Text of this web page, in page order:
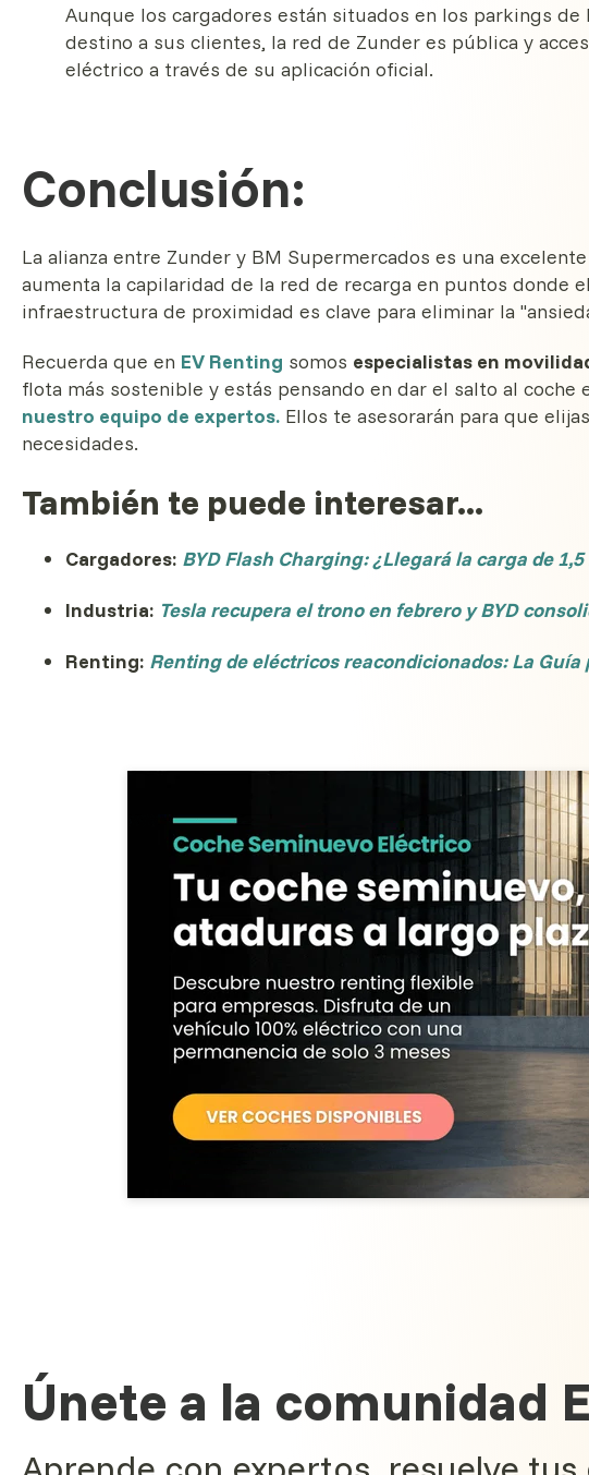
Aunque los cargadores están situados en los parkings
destino a sus clientes, la red de Zunder es pública y
eléctrico a través de su aplicación oficial.
Conclusión:
La alianza entre Zunder y BM Supermercados es una
aumenta la capilaridad de la red de recarga en puntos donde
infraestructura de proximidad es clave para eliminar la
Recuerda que en EV Renting somos especialistas en
flota más sostenible y estás pensando en dar el salto al
nuestro equipo de expertos. Ellos te asesorarán para que
necesidades.
También te puede interesar...
Cargadores: BYD Flash Charging: ¿Llegará la carga de
Industria: Tesla recupera el trono en febrero y BYD
Renting: Renting de eléctricos reacondicionados: La
Únete a la comunidad